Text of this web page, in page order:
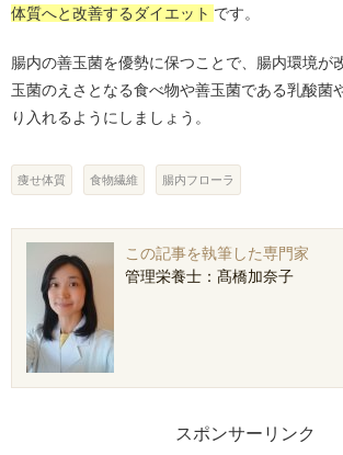
体質へと改善するダイエット です。
腸内の善玉菌を優勢に保つことで、腸内環境が
玉菌のえさとなる食べ物や善玉菌である乳酸菌
り入れるようにしましょう。
痩せ体質 食物繊維 腸内フローラ
この記事を執筆した専門家
管理栄養士：髙橋加奈子
スポンサーリンク